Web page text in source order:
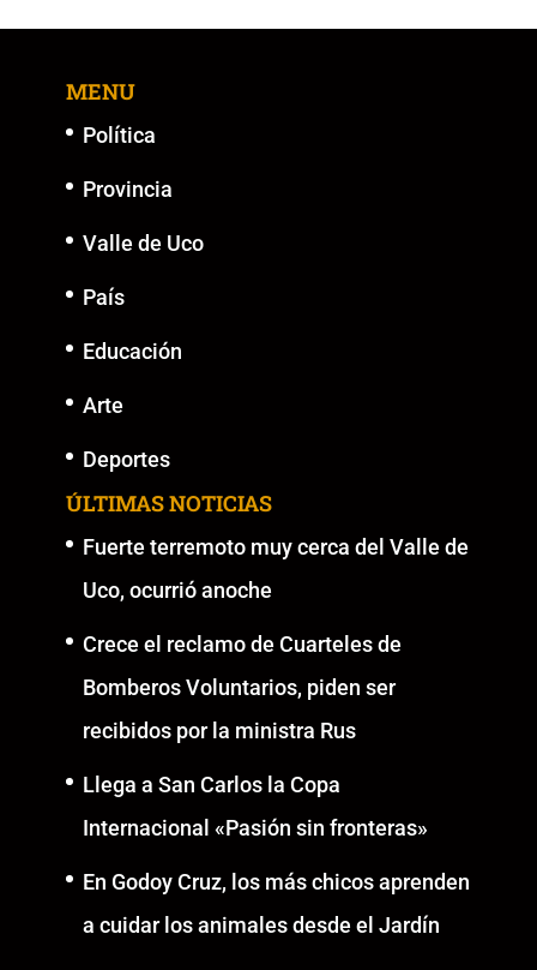
MENU
Política
Provincia
Valle de Uco
País
Educación
Arte
Deportes
ÚLTIMAS NOTICIAS
Fuerte terremoto muy cerca del Valle de
Uco, ocurrió anoche
Crece el reclamo de Cuarteles de
Bomberos Voluntarios, piden ser
recibidos por la ministra Rus
Llega a San Carlos la Copa
Internacional «Pasión sin fronteras»
En Godoy Cruz, los más chicos aprenden
a cuidar los animales desde el Jardín